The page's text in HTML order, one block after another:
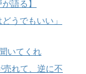
語る】
うでもいい」
いてくれ
売れて、逆に不